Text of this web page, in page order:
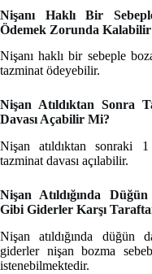
Nişanı Haklı Bir
Ödemek Zorunda
Nişanı haklı bir sebeple
tazminat ödeyebilir.
Nişan Atıldıktan Sonra
Davası Açabilir Mi?
Nişan atıldıktan sonraki
tazminat davası açılabilir.
Nişan Atıldığında
Gibi Giderler Karşı
Nişan atıldığında düğün
giderler nişan bozma
istenebilmektedir.